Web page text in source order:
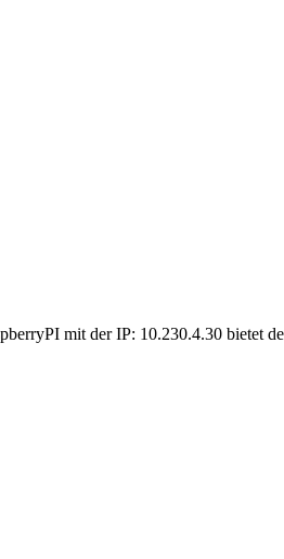
mit der IP: 10.230.4.30 bietet